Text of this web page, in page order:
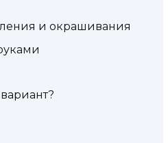
и окрашивания